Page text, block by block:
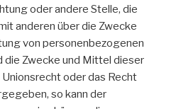
oder andere Stelle, die
anderen über die Zwecke
von personenbezogenen
die Zwecke und Mittel dieser
oder das Recht
so kann der